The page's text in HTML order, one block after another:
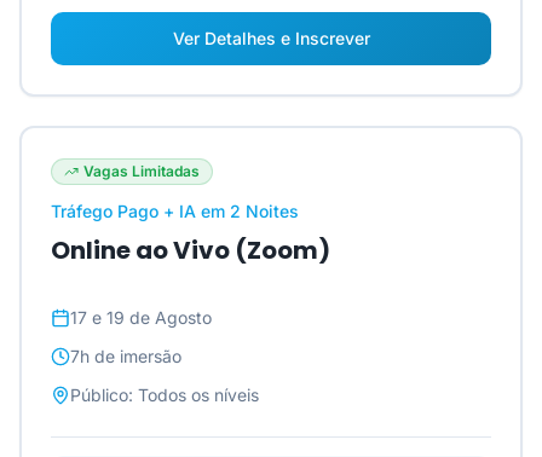
Ver Detalhes e Inscrever
Vagas Limitadas
Tráfego Pago + IA em 2 Noites
Online ao Vivo (Zoom)
17 e 19 de Agosto
7h de imersão
Público: Todos os níveis